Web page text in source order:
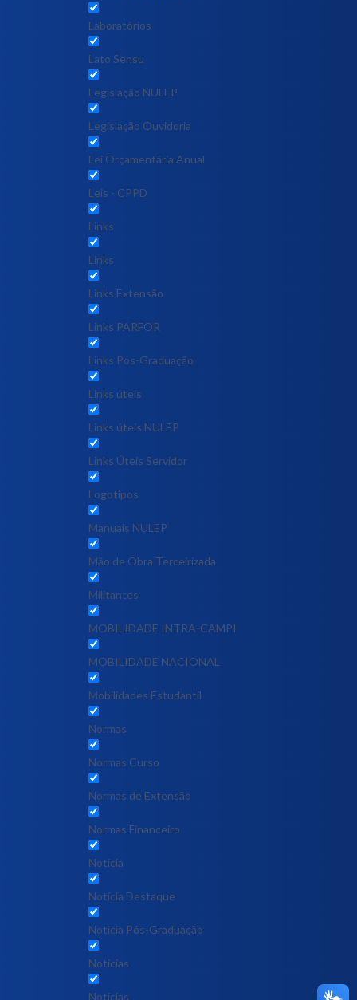
Laboratórios
Lato Sensu
Legislação NULEP
Legislação Ouvidoria
Lei Orçamentária Anual
Leis - CPPD
Links
Links
Links Extensão
Links PARFOR
Links Pós-Graduação
Links úteis
Links úteis NULEP
Links Úteis Servidor
Logotipos
Manuais NULEP
Mão de Obra Terceirizada
Militantes
MOBILIDADE INTRA-CAMPI
MOBILIDADE NACIONAL
Mobilidades Estudantil
Normas
Normas Curso
Normas de Extensão
Normas Financeiro
Notícia
Notícia Destaque
Noticia Pós-Graduação
Notícias
Notícias